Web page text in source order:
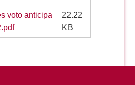
voto anticipa
22.22
KB